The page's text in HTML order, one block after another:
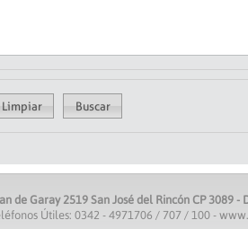
de Garay 2519 San José del Rincón CP 3089
Útiles: 0342 - 4971706 / 707 / 100 -